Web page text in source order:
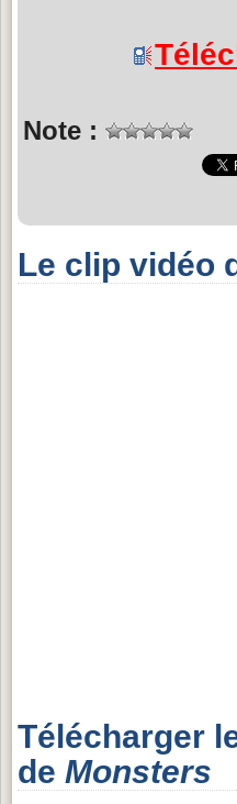
Note :
Le clip vidéo
Télécharger
de Monsters